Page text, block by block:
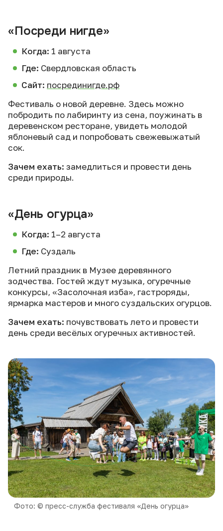
«Посреди нигде»
Когда: 1 августа
Где: Свердловская область
Сайт: посрединигде.рф
Фестиваль о новой деревне. Здесь можно
побродить по лабиринту из сена, поужинать в
деревенском ресторане, увидеть молодой
яблоневый сад и попробовать свежевыжатый
сок.
Зачем ехать: замедлиться и провести день
среди природы.
«День огурца»
Когда: 1–2 августа
Где: Суздаль
Летний праздник в Музее деревянного
зодчества. Гостей ждут музыка, огуречные
конкурсы, «Засолочная изба», гастроряды,
ярмарка мастеров и много суздальских огурцов.
Зачем ехать: почувствовать лето и провести
день среди весёлых огуречных активностей.
Фото: © пресс-служба фестиваля «День огурца»